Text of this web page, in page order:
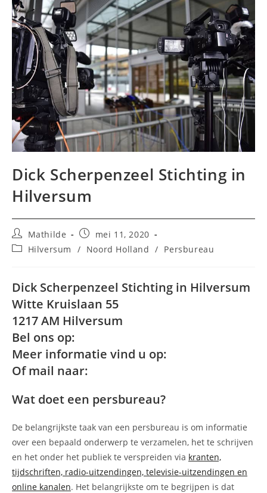
Dick Scherpenzeel Stichting in
Hilversum
Bericht
auteur:
Mathilde
Bericht
gepubliceerd
op:
mei 11, 2020
Berichtcategorie:
Hilversum / Noord Holland / Persbureau
Dick Scherpenzeel Stichting in Hilversum
Witte Kruislaan 55
1217 AM Hilversum
Bel ons op:
Meer informatie vind u op:
Of mail naar:
Wat doet een persbureau?
De belangrijkste taak van een persbureau is om informatie
over een bepaald onderwerp te verzamelen, het te schrijven
en het onder het publiek te verspreiden via kranten,
tijdschriften, radio-uitzendingen, televisie-uitzendingen en
online kanalen. Het belangrijkste om te begrijpen is dat